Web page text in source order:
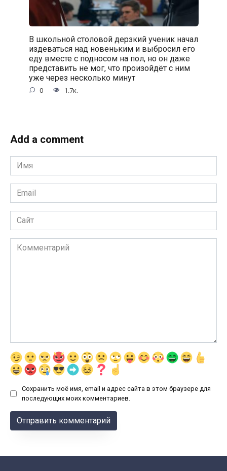
В школьной столовой дерзкий ученик начал
издеваться над новеньким и выбросил его
еду вместе с подносом на пол, но он даже
представить не мог, что произойдёт с ним
уже через несколько минут
0 1.7к.
Add a comment
Имя
*
Email
*
Сайт
Комментарий
Сохранить моё имя, email и адрес сайта в этом браузере для
последующих моих комментариев.